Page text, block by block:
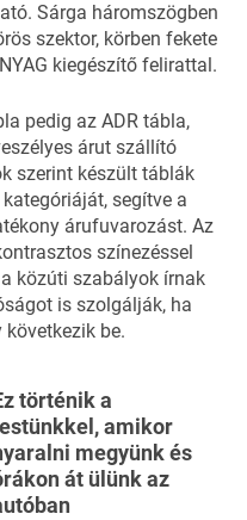
Sárga háromszögben
szektor, körben fekete
kiegészítő felirattal.
pedig az ADR tábla,
árut szállító
szerint készült táblák
segítve a
árufuvarozást. Az
színezéssel
közúti szabályok írnak
is szolgálják, ha
következik be.
történik a
amikor
megyünk és
át ülünk az